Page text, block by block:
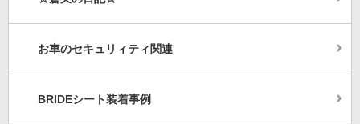
お車のセキュリィティ関連
BRIDEシート装着事例